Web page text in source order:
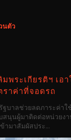
นตัว
พระเกียรติฯ เอ
ราค่าที่จอดรถ
ฐบาลช่วยลดภาระค่า
สนุนผู้มาติดต่อหน่วยง
ามาสัมผัสประ...